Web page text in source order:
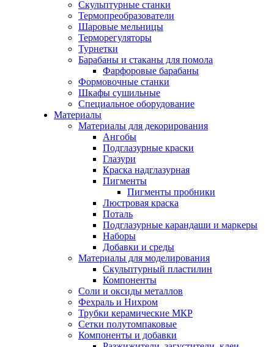
Скульптурные станки
Термопреобразователи
Шаровые мельницы
Терморегуляторы
Турнетки
Барабаны и стаканы для помола
Фарфоровые барабаны
Формовочные станки
Шкафы сушильные
Специальное оборудование
Материалы
Материалы для декорирования
Ангобы
Подглазурные краски
Глазури
Краска надглазурная
Пигменты
Пигменты пробники
Люстровая краска
Поталь
Подглазурные карандаши и маркеры
Наборы
Добавки и среды
Материалы для моделирования
Скульптурный пластилин
Компоненты
Соли и оксиды металлов
Фехраль и Нихром
Трубки керамические МКР
Сетки полутомпаковые
Компоненты и добавки